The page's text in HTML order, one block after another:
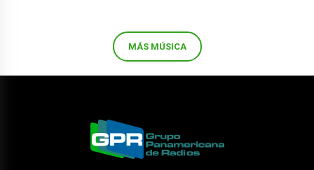
MÁS MÚSICA